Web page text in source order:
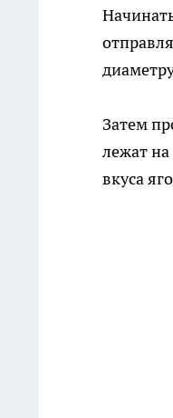
Затем
лежат на
вкуса